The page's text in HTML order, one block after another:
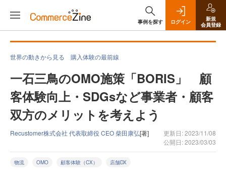
事例を探す ログイン
新規
会員登録
世界の動きから見る 購入体験の最前線
一石三鳥のOMO施策「BORIS」 顧
客体験向上・SDGsなど事業者・顧客
双方のメリットを考えよう
Recustomer株式会社 代表取締役 CEO 柴田康弘[著]
更新日: 2023/11/08
公開日: 2023/03/03
物流 OMO 顧客体験（CX） 店舗DX